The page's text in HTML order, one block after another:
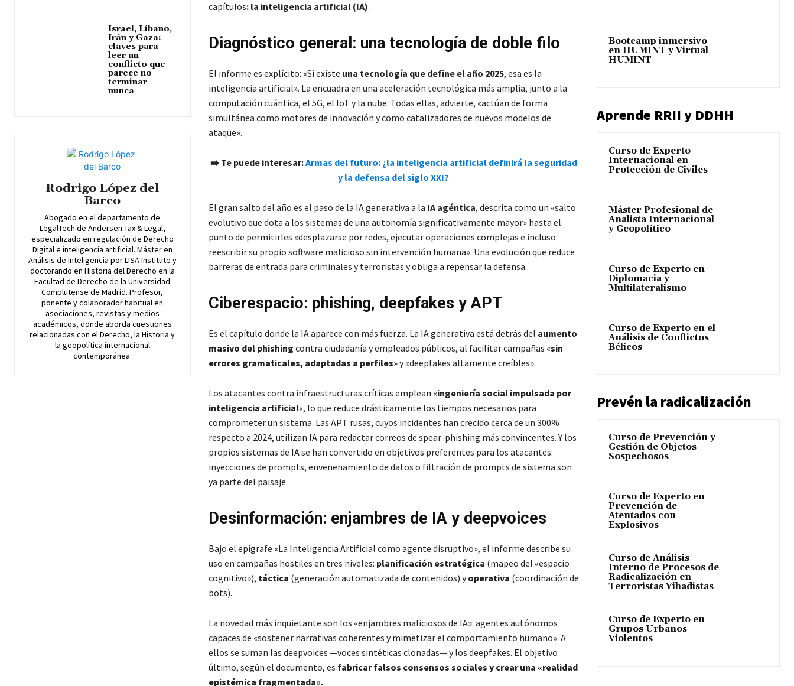
Israel, Líbano,
Irán y Gaza:
claves para
leer un
conflicto que
parece no
terminar
nunca
Rodrigo López del
Barco
Abogado en el departamento de
LegalTech de Andersen Tax & Legal,
especializado en regulación de Derecho
Digital e inteligencia artificial. Máster en
Análisis de Inteligencia por LISA Institute y
doctorando en Historia del Derecho en la
Facultad de Derecho de la Universidad
Complutense de Madrid. Profesor,
ponente y colaborador habitual en
asociaciones, revistas y medios
académicos, donde aborda cuestiones
relacionadas con el Derecho, la Historia y
la geopolítica internacional
contemporánea.
capítulos: la inteligencia artificial (IA).
Diagnóstico general: una tecnología de doble filo
El informe es explícito: «Si existe una tecnología que define el año 2025, esa es la
inteligencia artificial». La encuadra en una aceleración tecnológica más amplia, junto a la
computación cuántica, el 5G, el IoT y la nube. Todas ellas, advierte, «actúan de forma
simultánea como motores de innovación y como catalizadores de nuevos modelos de
ataque».
➡️ Te puede interesar:Armas del futuro: ¿la inteligencia artificial definirá la seguridad
y la defensa del siglo XXI?
El gran salto del año es el paso de la IA generativa a la IA agéntica, descrita como un «salto
evolutivo que dota a los sistemas de una autonomía significativamente mayor» hasta el
punto de permitirles «desplazarse por redes, ejecutar operaciones complejas e incluso
reescribir su propio software malicioso sin intervención humana». Una evolución que reduce
barreras de entrada para criminales y terroristas y obliga a repensar la defensa.
Ciberespacio: phishing, deepfakes y APT
Es el capítulo donde la IA aparece con más fuerza. La IA generativa está detrás del aumento
masivo del phishing contra ciudadanía y empleados públicos, al facilitar campañas «sin
errores gramaticales, adaptadas a perfiles» y «deepfakes altamente creíbles».
Los atacantes contra infraestructuras críticas emplean «ingeniería social impulsada por
inteligencia artificial«, lo que reduce drásticamente los tiempos necesarios para
comprometer un sistema. Las APT rusas, cuyos incidentes han crecido cerca de un 300%
respecto a 2024, utilizan IA para redactar correos de spear-phishing más convincentes. Y los
propios sistemas de IA se han convertido en objetivos preferentes para los atacantes:
inyecciones de prompts, envenenamiento de datos o filtración de prompts de sistema son
ya parte del paisaje.
Desinformación: enjambres de IA y deepvoices
Bajo el epígrafe «La Inteligencia Artificial como agente disruptivo», el informe describe su
uso en campañas hostiles en tres niveles: planificación estratégica (mapeo del «espacio
cognitivo»), táctica (generación automatizada de contenidos) yoperativa (coordinación de
bots).
La novedad más inquietante son los «enjambres maliciosos de IA»: agentes autónomos
capaces de «sostener narrativas coherentes y mimetizar el comportamiento humano». A
ellos se suman las deepvoices —voces sintéticas clonadas— y los deepfakes. El objetivo
último, según el documento, es fabricar falsos consensos sociales y crear una «realidad
epistémica fragmentada».
Bootcamp inmersivo
en HUMINT y Virtual
HUMINT
Aprende RRII y DDHH
Curso de Experto
Internacional en
Protección de Civiles
Máster Profesional de
Analista Internacional
y Geopolítico
Curso de Experto en
Diplomacia y
Multilateralismo
Curso de Experto en el
Análisis de Conflictos
Bélicos
Prevén la radicalización
Curso de Prevención y
Gestión de Objetos
Sospechosos
Curso de Experto en
Prevención de
Atentados con
Explosivos
Curso de Análisis
Interno de Procesos de
Radicalización en
Terroristas Yihadistas
Curso de Experto en
Grupos Urbanos
Violentos